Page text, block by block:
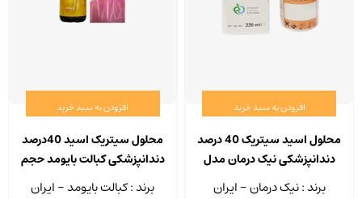
افزودن به سبد خرید
محلول اسید سیتریک 40 درصد
دندانپزشکی نیک درمان مدل
Canal EZE حجم 220 میلی لیتر
برند : نیک درمان - ایران
افزودن به سبد خرید
محلول سیتریک اسید 40درصد
دندانپزشکی کبالت بایومد حجم
200 میلی لیتر
برند : کبالت بایومد - ایران